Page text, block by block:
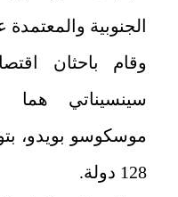
الجنوبية والمعتمدة
وقام باحثان
سينسيناتي هما
موسكوسو بويدو،
128 دولة.